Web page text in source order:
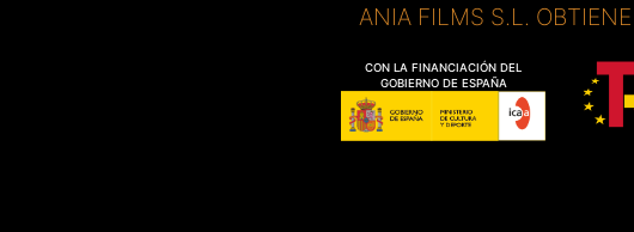
ANIA FILMS S.L.
CON LA FINANCIACIÓN DEL
GOBIERNO DE ESPAÑA